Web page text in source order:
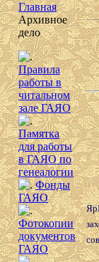
Главная
Архивное
дело
Правила
работы в
читальном
зале ГАЯО
Памятка
для работы
в ГАЯО по
генеалогии
Фонды
ГАЯО
Фотокопии
документов
ГАЯО